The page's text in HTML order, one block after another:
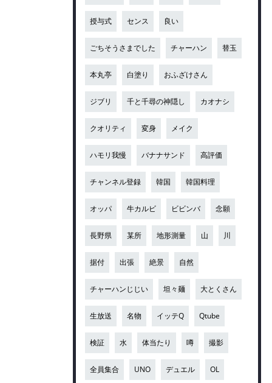
授与式 センス 良い
ごちそうさまでした チャーハン 替玉
本丸亭 白塗り おふざけさん
ジブリ 千と千尋の神隠し カオナシ
クオリティ 変身 メイク
ハモリ我慢 バナナサンド 高評価
チャンネル登録 韓国 韓国料理
オッパ 牛カルビ ビビンバ 念願
長野県 某所 地形測量 山 川
据付 出張 絶景 自然
チャーハンじじい 坦々麺 大とくさん
生放送 名物 イッテQ Qtube
検証 水 体当たり 噂 撮影
全員集合 UNO デュエル OL